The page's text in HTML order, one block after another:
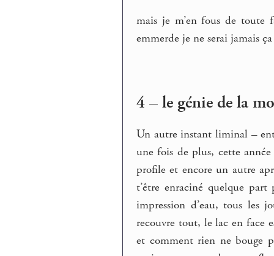
mais je m’en fous de toute
emmerde je ne serai jamais ça
4 – le génie de la
Un autre instant liminal –
une fois de plus, cette
profile et encore un autre
t’être enraciné quelque
impression d’eau, tous les
recouvre tout, le lac en face
et comment rien ne bouge